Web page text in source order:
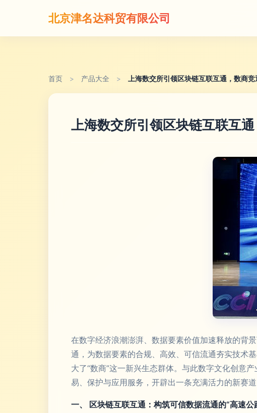
北京津名达科贸有限公司
首页 > 产品大全 > 上海数交所引领区块链互联互通，数商
上海数交所引领区块链互联互
在数字经济浪潮澎湃、数据要素价值加速释放的背
通，为数据要素的合规、高效、可信流通夯实技术
大了“数商”这一新兴生态群体。与此数字文化创意
易、保护与应用服务，开辟出一条充满活力的新赛道
一、 区块链互联互通：构筑可信数据流通的“高速公